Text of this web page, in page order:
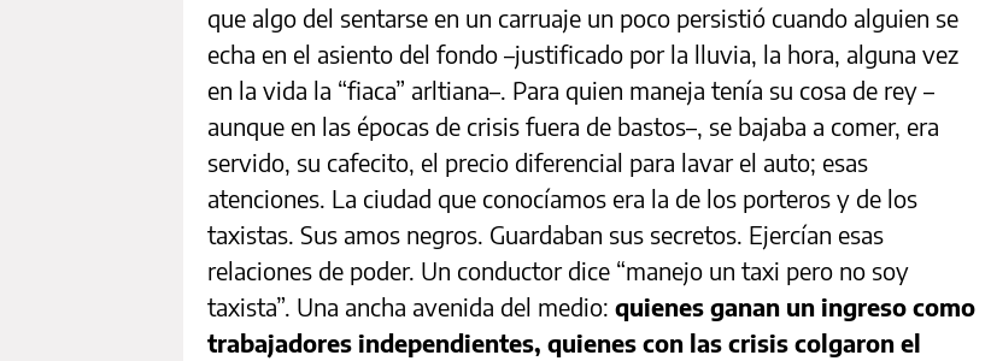
que algo del sentarse en un carruaje un poco persistió cuando alguien se
echa en el asiento del fondo –justificado por la lluvia, la hora, alguna vez
en la vida la “fiaca” arltiana–. Para quien maneja tenía su cosa de rey –
aunque en las épocas de crisis fuera de bastos–, se bajaba a comer, era
servido, su cafecito, el precio diferencial para lavar el auto; esas
atenciones. La ciudad que conocíamos era la de los porteros y de los
taxistas. Sus amos negros. Guardaban sus secretos. Ejercían esas
relaciones de poder. Un conductor dice “manejo un taxi pero no soy
taxista”. Una ancha avenida del medio: quienes ganan un ingreso como
trabajadores independientes, quienes con las crisis colgaron el